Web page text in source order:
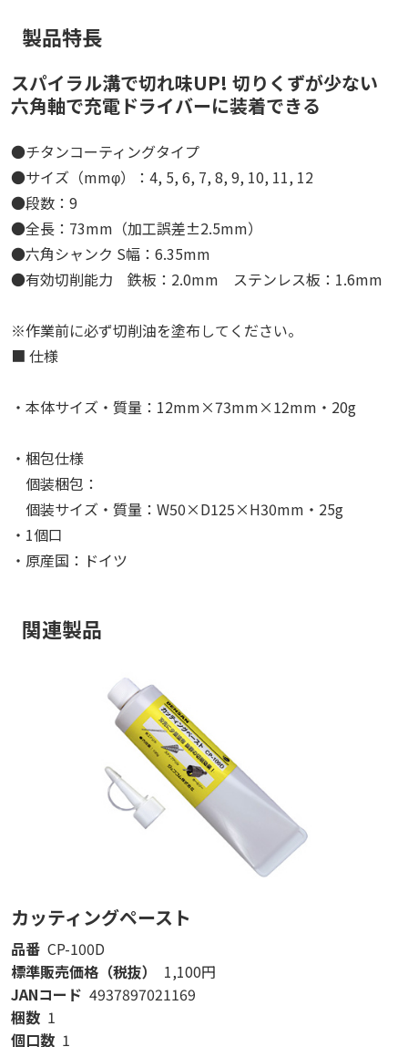
製品特長
スパイラル溝で切れ味UP! 切りくずが少ない
六角軸で充電ドライバーに装着できる
●チタンコーティングタイプ
●サイズ（mmφ）：4, 5, 6, 7, 8, 9, 10, 11, 12
●段数：9
●全長：73mm（加工誤差±2.5mm）
●六角シャンク S幅：6.35mm
●有効切削能力 鉄板：2.0mm ステンレス板：1.6mm
※作業前に必ず切削油を塗布してください。
■ 仕様
・本体サイズ・質量：12mm×73mm×12mm・20g
・梱包仕様
個装梱包：
個装サイズ・質量：W50×D125×H30mm・25g
・1個口
・原産国：ドイツ
関連製品
カッティングペースト
品番 CP-100D
標準販売価格（税抜）
1,100円
JANコード 4937897021169
梱数 1
個口数 1